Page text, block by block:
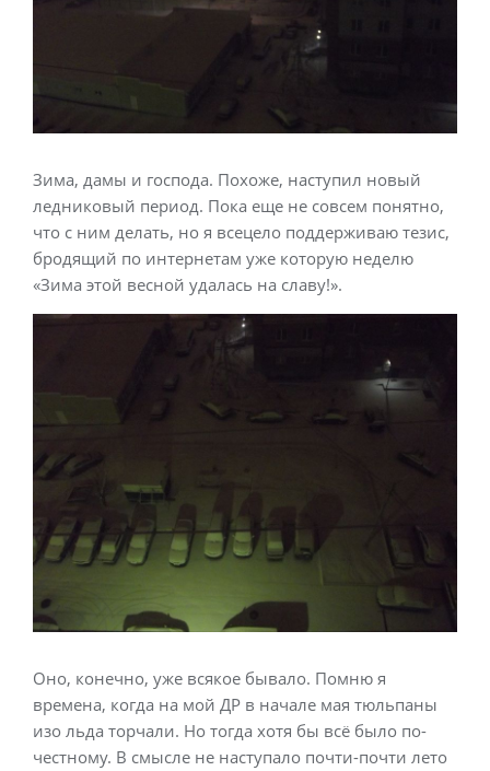
Зима, дамы и господа. Похоже, наступил новый
ледниковый период. Пока еще не совсем понятно,
что с ним делать, но я всецело поддерживаю тезис,
бродящий по интернетам уже которую неделю
«Зима этой весной удалась на славу!».
Оно, конечно, уже всякое бывало. Помню я
времена, когда на мой ДР в начале мая тюльпаны
изо льда торчали. Но тогда хотя бы всё было по-
честному. В смысле не наступало почти-почти лето